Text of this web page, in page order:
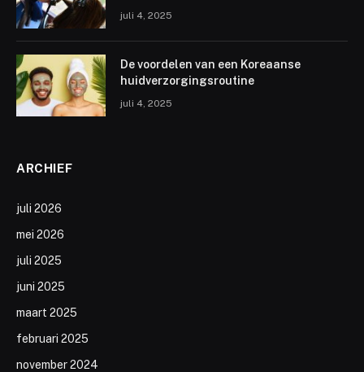
juli 4, 2025
De voordelen van een Koreaanse
huidverzorgingsroutine
juli 4, 2025
ARCHIEF
juli 2026
mei 2026
juli 2025
juni 2025
maart 2025
februari 2025
november 2024